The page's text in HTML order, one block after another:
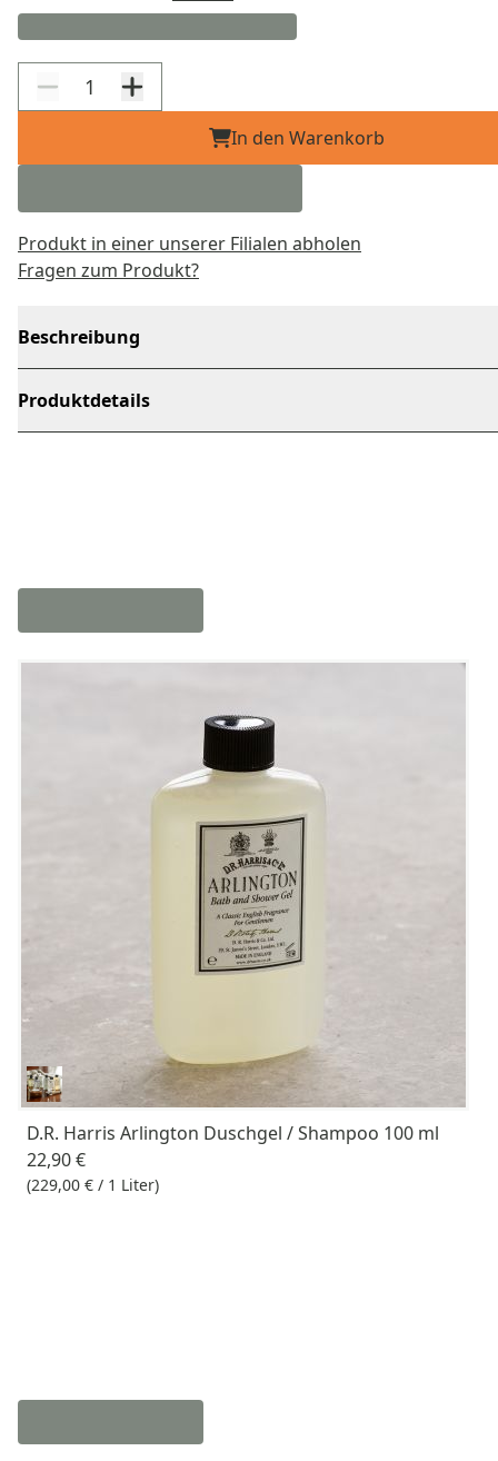
In den Warenkorb
Produkt in einer unserer Filialen abholen
Fragen zum Produkt?
Beschreibung
Produktdetails
D.R. Harris Arlington Duschgel / Shampoo 100 ml
22,90 €
(229,00 € / 1 Liter)